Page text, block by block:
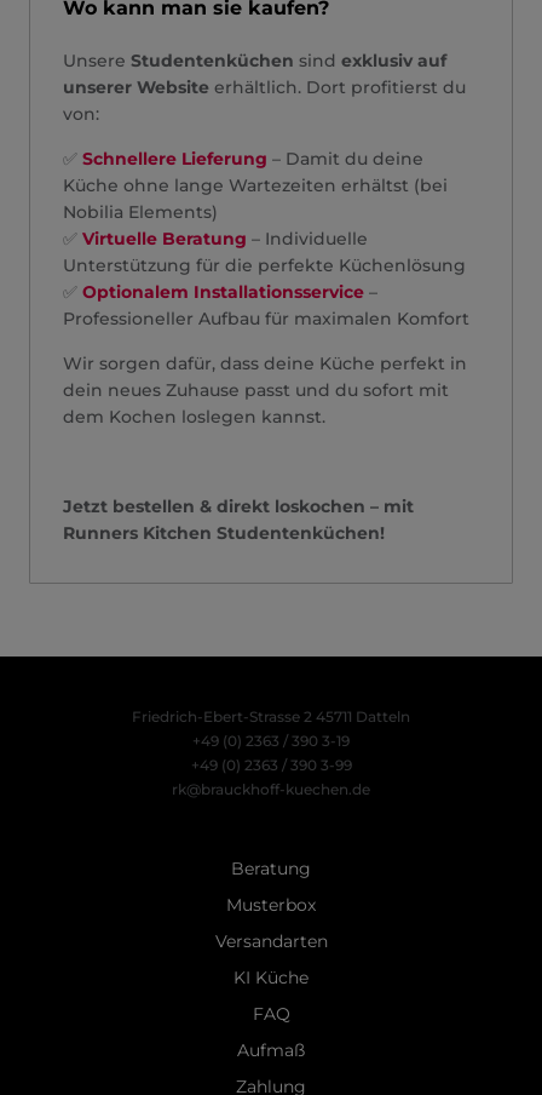
Wo kann man sie kaufen?
Unsere Studentenküchen sind exklusiv auf
unserer Website erhältlich. Dort profitierst du
von:
✅ Schnellere Lieferung – Damit du deine
Küche ohne lange Wartezeiten erhältst (bei
Nobilia Elements)
✅ Virtuelle Beratung – Individuelle
Unterstützung für die perfekte Küchenlösung
✅ Optionalem Installationsservice –
Professioneller Aufbau für maximalen Komfort
Wir sorgen dafür, dass deine Küche perfekt in
dein neues Zuhause passt und du sofort mit
dem Kochen loslegen kannst.
Jetzt bestellen & direkt loskochen – mit
Runners Kitchen Studentenküchen!
Friedrich-Ebert-Strasse 2 45711 Datteln
+49 (0) 2363 / 390 3-19
+49 (0) 2363 / 390 3-99
rk@brauckhoff-kuechen.de
Beratung
Musterbox
Versandarten
KI Küche
FAQ
Aufmaß
Zahlung